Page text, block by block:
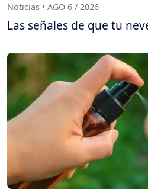
Noticias • AGO 6 / 2026
Las señales de que tu